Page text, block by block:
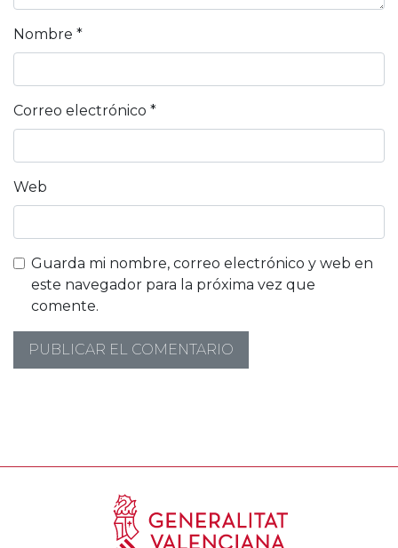
Nombre *
Correo electrónico *
Web
Guarda mi nombre, correo electrónico y web en
este navegador para la próxima vez que
comente.